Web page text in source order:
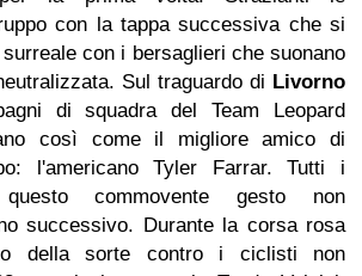
con la tappa successiva che si
con i bersaglieri che suonano
Sul traguardo di Livorno
di squadra del Team Leopard
così come il migliore amico di
l'americano Tyler Farrar. Tutti i
commovente gesto non
successivo. Durante la corsa rosa
della sorte contro i ciclisti non